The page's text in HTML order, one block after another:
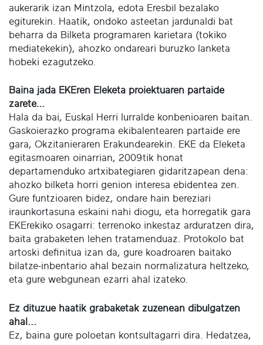
aukerarik izan Mintzola, edota Eresbil bezalako
egiturekin. Haatik, ondoko asteetan jardunaldi bat
beharra da Bilketa programaren karietara (tokiko
mediatekekin), ahozko ondareari buruzko lanketa
hobeki ezagutzeko.
Baina jada EKEren Eleketa proiektuaren partaide
zarete...
Hala da bai, Euskal Herri lurralde konbenioaren baitan.
Gaskoierazko programa ekibalentearen partaide ere
gara, Okzitanieraren Erakundearekin. EKE da Eleketa
egitasmoaren oinarrian, 2009tik honat
departamenduko artxibategiaren gidaritzapean dena:
ahozko bilketa horri genion interesa ebidentea zen.
Gure funtzioaren bidez, ondare hain bereziari
iraunkortasuna eskaini nahi diogu, eta horregatik gara
EKErekiko osagarri: terrenoko inkestaz arduratzen dira,
baita grabaketen lehen tratamenduaz. Protokolo bat
artoski definitua izan da, gure koadroaren baitako
bilatze-inbentario ahal bezain normalizatura heltzeko,
eta gure webgunean ezarri ahal izateko.
Ez dituzue haatik grabaketak zuzenean dibulgatzen
ahal...
Ez, baina gure poloetan kontsultagarri dira. Hedatzea,